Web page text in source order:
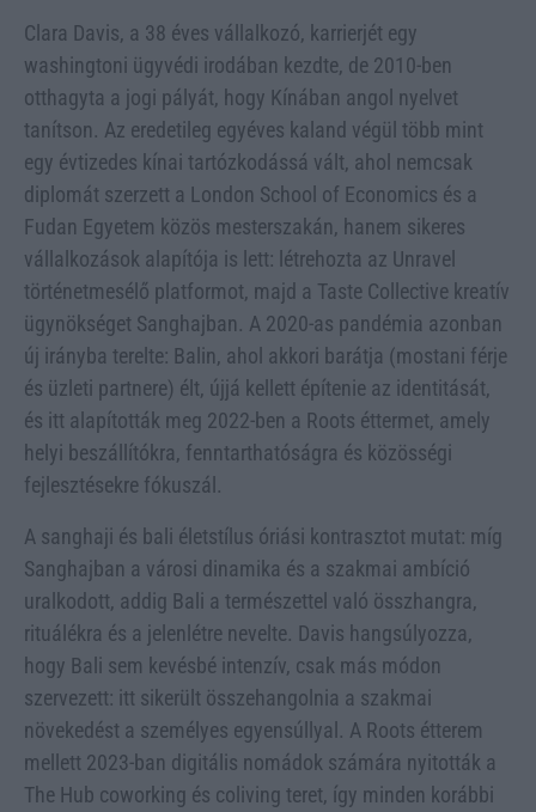
Clara Davis, a 38 éves vállalkozó, karrierjét egy
washingtoni ügyvédi irodában kezdte, de 2010-ben
otthagyta a jogi pályát, hogy Kínában angol nyelvet
tanítson. Az eredetileg egyéves kaland végül több mint
egy évtizedes kínai tartózkodássá vált, ahol nemcsak
diplomát szerzett a London School of Economics és a
Fudan Egyetem közös mesterszakán, hanem sikeres
vállalkozások alapítója is lett: létrehozta az Unravel
történetmesélő platformot, majd a Taste Collective kreatív
ügynökséget Sanghajban. A 2020-as pandémia azonban
új irányba terelte: Balin, ahol akkori barátja (mostani férje
és üzleti partnere) élt, újjá kellett építenie az identitását,
és itt alapították meg 2022-ben a Roots éttermet, amely
helyi beszállítókra, fenntarthatóságra és közösségi
fejlesztésekre fókuszál.
A sanghaji és bali életstílus óriási kontrasztot mutat: míg
Sanghajban a városi dinamika és a szakmai ambíció
uralkodott, addig Bali a természettel való összhangra,
rituálékra és a jelenlétre nevelte. Davis hangsúlyozza,
hogy Bali sem kevésbé intenzív, csak más módon
szervezett: itt sikerült összehangolnia a szakmai
növekedést a személyes egyensúllyal. A Roots étterem
mellett 2023-ban digitális nomádok számára nyitották a
The Hub coworking és coliving teret, így minden korábbi